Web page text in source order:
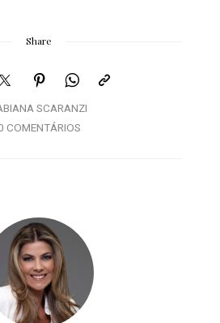
Share
SCARANZI
COMENTÁRIOS